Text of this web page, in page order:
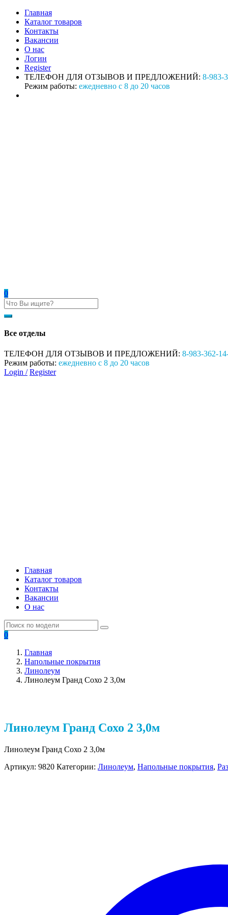
Главная
Каталог товаров
Контакты
Вакансии
О нас
Логин
Register
ТЕЛЕФОН ДЛЯ ОТЗЫВОВ И ПРЕДЛОЖЕНИЙ: 8-983-
Режим работы: ежедневно с 8 до 20 часов
0
Все отделы
ТЕЛЕФОН ДЛЯ ОТЗЫВОВ И ПРЕДЛОЖЕНИЙ: 8-983-362-
Режим работы: ежедневно с 8 до 20 часов
Login / Register
Главная
Каталог товаров
Контакты
Вакансии
О нас
0
Главная
Напольные покрытия
Линолеум
Линолеум Гранд Сохо 2 3,0м
Линолеум Гранд Сохо 2 3,0м
Линолеум Гранд Сохо 2 3,0м
Артикул: 9820 Категории: Линолеум, Напольные покрытия,